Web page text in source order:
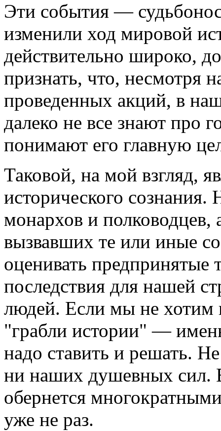
Эти события —
изменили ход мировой
действительно широко,
признать, что, несмотря
проведенных акций, в
далеко не все знают про
понимают его главную
Таковой, на мой взгляд,
исторического сознания.
монархов и
вызвавших те или иные
оценивать предпринятые
последствия для нашей
людей. Если мы не хотим
"грабли истории" —
надо ставить и решать.
ни наших душевных сил.
обернется
уже не раз.